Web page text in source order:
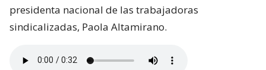
presidenta nacional de las trabajadoras
sindicalizadas, Paola Altamirano.